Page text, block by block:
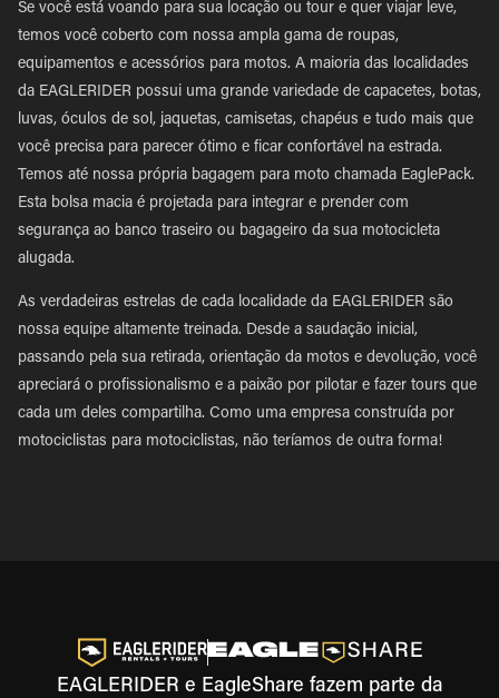
Se você está voando para sua locação ou tour e quer viajar leve,
temos você coberto com nossa ampla gama de roupas,
equipamentos e acessórios para motos. A maioria das localidades
da EAGLERIDER possui uma grande variedade de capacetes, botas,
luvas, óculos de sol, jaquetas, camisetas, chapéus e tudo mais que
você precisa para parecer ótimo e ficar confortável na estrada.
Temos até nossa própria bagagem para moto chamada EaglePack.
Esta bolsa macia é projetada para integrar e prender com
segurança ao banco traseiro ou bagageiro da sua motocicleta
alugada.
As verdadeiras estrelas de cada localidade da EAGLERIDER são
nossa equipe altamente treinada. Desde a saudação inicial,
passando pela sua retirada, orientação da motos e devolução, você
apreciará o profissionalismo e a paixão por pilotar e fazer tours que
cada um deles compartilha. Como uma empresa construída por
motociclistas para motociclistas, não teríamos de outra forma!
EAGLERIDER e EagleShare fazem parte da